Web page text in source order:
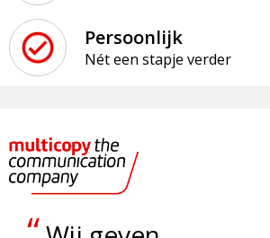
Persoonlijk
Nét een stapje verder